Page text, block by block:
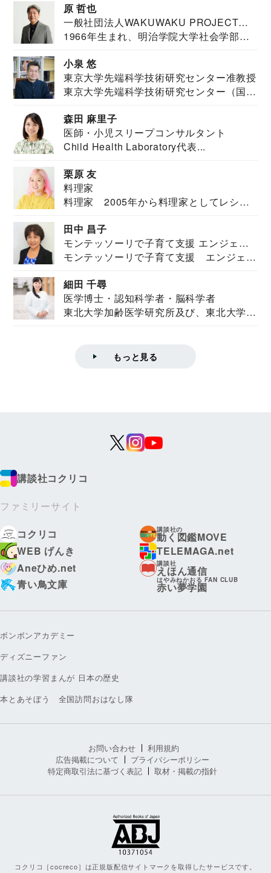
原 哲也
一般社団法人WAKUWAKU PROJECT
JAPAN代表・言語聴覚士・社会福祉士
1966年生まれ、明治学院大学社会学部福
小泉 悠
東京大学先端科学技術研究センター准教授
東京大学先端科学技術研究センター（国際
森田 麻里子
医師・小児スリープコンサルタント
Child Health Laboratory代表...
栗原 友
料理家
料理家 2005年から料理家としてレシピ
田中 昌子
モンテッソーリで子育て支援 エンジェル
ズハウス研究所所長
モンテッソーリで子育て支援 エンジェル
細田 千尋
医学博士・認知科学者・脳科学者
東北大学加齢医学研究所及び、東北大学大
もっと見る
講談社コクリコ
ファミリーサイト
コクリコ
講談社の
動く図鑑MOVE
WEB げんき
TELEMAGA.net
Aneひめ.net
講談社
えほん通信
青い鳥文庫
はやみねかおる FAN CLUB
赤い夢学園
ボンボンアカデミー
ディズニーファン
講談社の学習まんが 日本の歴史
本とあそぼう 全国訪問おはなし隊
お問い合わせ
利用規約
広告掲載について
プライバシーポリシー
特定商取引法に基づく表記
取材・掲載の指針
コクリコ［cocreco］は正規版配信サイトマークを取得したサービスです。